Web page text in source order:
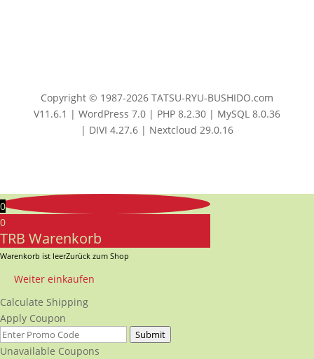
Copyright © 1987-2026 TATSU-RYU-BUSHIDO.com
V11.6.1 | WordPress 7.0 | PHP 8.2.30 | MySQL 8.0.36
| DIVI 4.27.6 | Nextcloud 29.0.16
0
0
TRB Warenkorb
Warenkorb ist leerZurück zum Shop
Weiter einkaufen
Calculate Shipping
Apply Coupon
Submit
Unavailable Coupons